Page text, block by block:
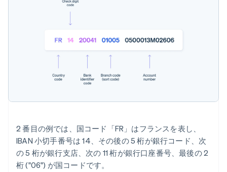
2 番目の例では、国コード「FR」はフランスを表し、
IBAN 小切手番号は 14、その後の 5 桁が銀行コード、次
の 5 桁が銀行支店、次の 11 桁が銀行口座番号、最後の 2
桁 ("06") が国コードです。